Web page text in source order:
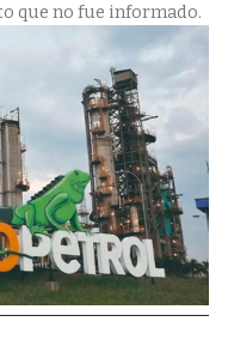
que no fue informado.